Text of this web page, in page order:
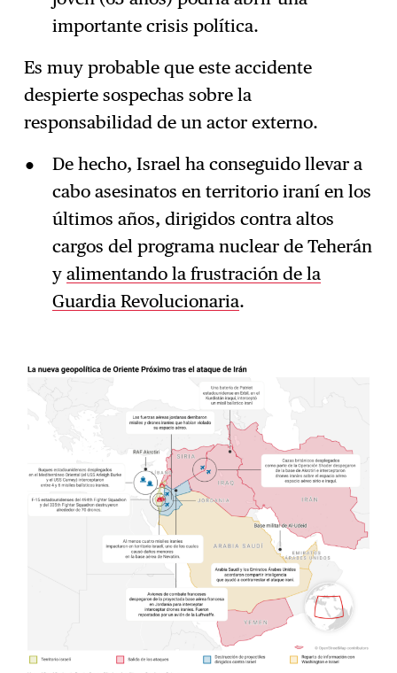
importante crisis política.
Es muy probable que este accidente
despierte sospechas sobre la
responsabilidad de un actor externo.
De hecho, Israel ha conseguido llevar a
cabo asesinatos en territorio iraní en los
últimos años, dirigidos contra altos
cargos del programa nuclear de Teherán
y alimentando la frustración de la
Guardia Revolucionaria.